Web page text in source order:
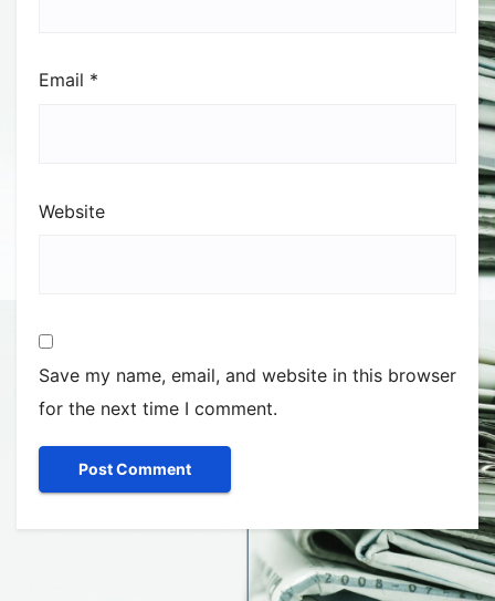
Email *
Website
Save my name, email, and website in this browser
for the next time I comment.